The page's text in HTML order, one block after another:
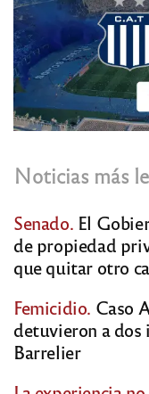
Noticias más
Senado. El
de propiedad
que quitar otro
Femicidio. Caso
detuvieron a
Barrelier